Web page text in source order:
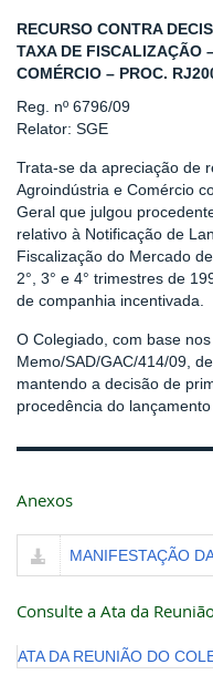
RECURSO CONTRA
TAXA DE FISCALIZAÇÃO
COMÉRCIO – PROC.
Reg. nº 6796/09
Relator: SGE
Trata-se da apreciação de
Agroindústria e Comércio
Geral que julgou
relativo à Notificação de
Fiscalização do Mercado
2°, 3° e 4° trimestres de
de companhia incentivada.
O Colegiado, com base
Memo/SAD/GAC/414/09,
mantendo a decisão de
procedência do lançamento
Anexos
MANIFESTAÇÃO
Consulte a Ata da
ATA DA REUNIÃO DO